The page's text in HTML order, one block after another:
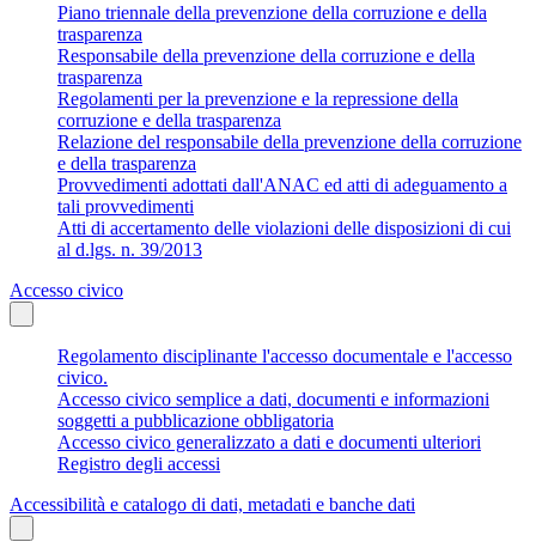
Piano triennale della prevenzione della corruzione e della
trasparenza
Responsabile della prevenzione della corruzione e della
trasparenza
Regolamenti per la prevenzione e la repressione della
corruzione e della trasparenza
Relazione del responsabile della prevenzione della corruzione
e della trasparenza
Provvedimenti adottati dall'ANAC ed atti di adeguamento a
tali provvedimenti
Atti di accertamento delle violazioni delle disposizioni di cui
al d.lgs. n. 39/2013
Accesso civico
Regolamento disciplinante l'accesso documentale e l'accesso
civico.
Accesso civico semplice a dati, documenti e informazioni
soggetti a pubblicazione obbligatoria
Accesso civico generalizzato a dati e documenti ulteriori
Registro degli accessi
Accessibilità e catalogo di dati, metadati e banche dati